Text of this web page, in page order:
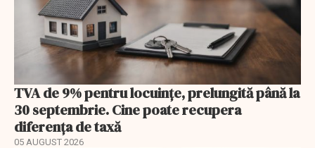
TVA de 9% pentru locuințe, prelungită până la
30 septembrie. Cine poate recupera
diferența de taxă
05 AUGUST 2026